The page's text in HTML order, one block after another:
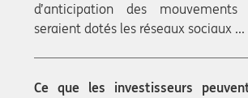
d’anticipation des
seraient dotés les réseaux sociaux ...
Ce que les investisseurs